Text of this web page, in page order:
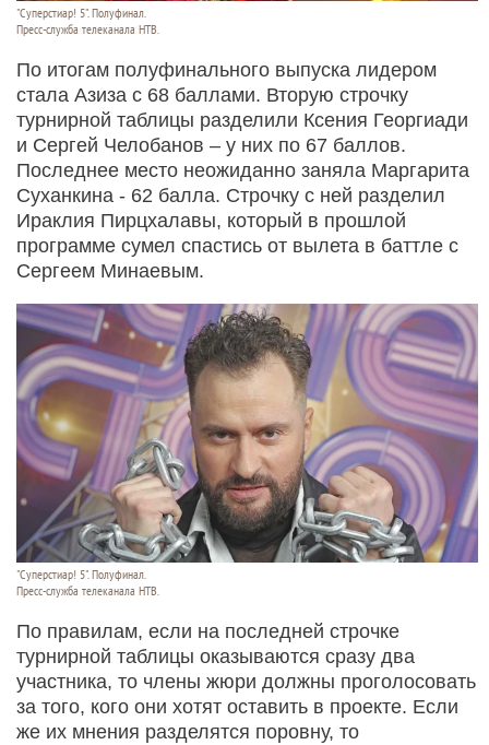
"Суперстиар! 5". Полуфинал.
Пресс-служба телеканала НТВ.
По итогам полуфинального выпуска лидером
стала Азиза с 68 баллами. Вторую строчку
турнирной таблицы разделили Ксения Георгиади
и Сергей Челобанов – у них по 67 баллов.
Последнее место неожиданно заняла Маргарита
Суханкина - 62 балла. Строчку с ней разделил
Ираклия Пирцхалавы, который в прошлой
программе сумел спастись от вылета в баттле с
Сергеем Минаевым.
"Суперстиар! 5". Полуфинал.
Пресс-служба телеканала НТВ.
По правилам, если на последней строчке
турнирной таблицы оказываются сразу два
участника, то члены жюри должны проголосовать
за того, кого они хотят оставить в проекте. Если
же их мнения разделятся поровну, то